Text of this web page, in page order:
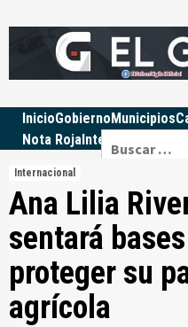
to
InicioGobiernoMunicipios
Nota RojaInternacional
Buscar:
Internacional
Ana Lilia
sentará
proteger su
agrícola